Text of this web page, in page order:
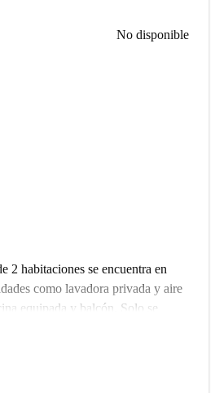
No disponible
2 habitaciones se encuentra en
como lavadora privada y aire
equipada y balcón. Solo se
también se admiten parejas y